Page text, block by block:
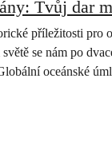
Tvůj dar
příležitosti pro
se nám po
oceánské